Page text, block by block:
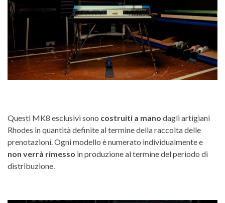
Questi MK8 esclusivi sono costruiti a mano dagli artigiani
Rhodes in quantità definite al termine della raccolta delle
prenotazioni. Ogni modello è numerato individualmente e
non verrà rimesso in produzione al termine del periodo di
distribuzione.